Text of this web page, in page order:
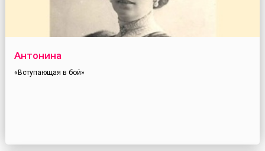
Антонина
«Вступающая в бой»